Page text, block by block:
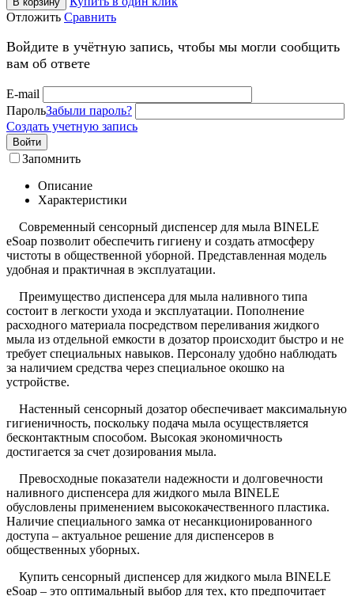
Отложить Сравнить
Войдите в учётную запись, чтобы мы могли сообщить
вам об ответе
E-mail
ПарольЗабыли пароль?
Создать учетную запись
Войти
Запомнить
Описание
Характеристики
Современный сенсорный диспенсер для мыла BINELE
eSoap позволит обеспечить гигиену и создать атмосферу
чистоты в общественной уборной. Представленная модель
удобная и практичная в эксплуатации.
Преимущество диспенсера для мыла наливного типа
состоит в легкости ухода и эксплуатации. Пополнение
расходного материала посредством переливания жидкого
мыла из отдельной емкости в дозатор происходит быстро и не
требует специальных навыков. Персоналу удобно наблюдать
за наличием средства через специальное окошко на
устройстве.
Настенный сенсорный дозатор обеспечивает максимальную
гигиеничность, поскольку подача мыла осуществляется
бесконтактным способом. Высокая экономичность
достигается за счет дозирования мыла.
Превосходные показатели надежности и долговечности
наливного диспенсера для жидкого мыла BINELE
обусловлены применением высококачественного пластика.
Наличие специального замка от несанкционированного
доступа – актуальное решение для диспенсеров в
общественных уборных.
Купить сенсорный диспенсер для жидкого мыла BINELE
eSoap – это оптимальный выбор для тех, кто предпочитает